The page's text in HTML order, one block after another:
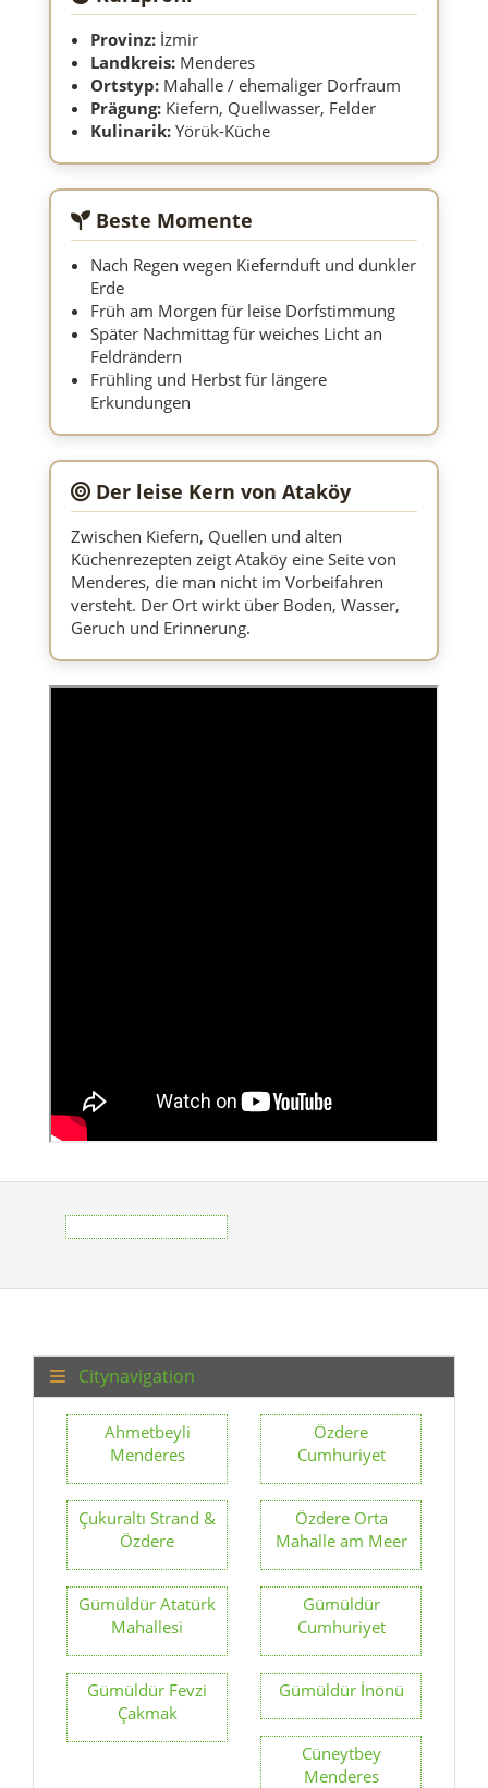
Provinz: İzmir
Landkreis: Menderes
Ortstyp: Mahalle / ehemaliger Dorfraum
Prägung: Kiefern, Quellwasser, Felder
Kulinarik: Yörük-Küche
Beste Momente
Nach Regen wegen Kiefernduft und dunkler
Erde
Früh am Morgen für leise Dorfstimmung
Später Nachmittag für weiches Licht an
Feldrändern
Frühling und Herbst für längere
Erkundungen
Der leise Kern von Ataköy
Zwischen Kiefern, Quellen und alten
Küchenrezepten zeigt Ataköy eine Seite von
Menderes, die man nicht im Vorbeifahren
versteht. Der Ort wirkt über Boden, Wasser,
Geruch und Erinnerung.
Citynavigation
Ahmetbeyli
Menderes
Özdere
Cumhuriyet
Çukuraltı Strand &
Özdere
Özdere Orta
Mahalle am Meer
Gümüldür Atatürk
Mahallesi
Gümüldür
Cumhuriyet
Gümüldür Fevzi
Çakmak
Gümüldür İnönü
Cüneytbey
Menderes